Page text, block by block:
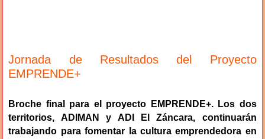
Jornada de Resultados del Proyecto
EMPRENDE+
Broche final para el proyecto EMPRENDE+. Los dos
territorios, ADIMAN y ADI El Záncara, continuarán
trabajando para fomentar la cultura emprendedora en